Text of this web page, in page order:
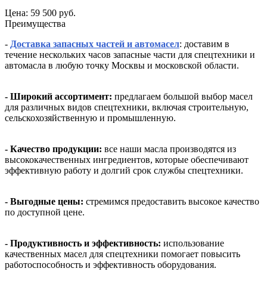
Цена: 59 500 руб.
Преимущества
- Доставка запасных частей и автомасел: доставим в
течение нескольких часов запасные части для спецтехники и
автомасла в любую точку Москвы и московской области.
- Широкий ассортимент: предлагаем большой выбор масел
для различных видов спецтехники, включая строительную,
сельскохозяйственную и промышленную.
- Качество продукции: все наши масла производятся из
высококачественных ингредиентов, которые обеспечивают
эффективную работу и долгий срок службы спецтехники.
- Выгодные цены: стремимся предоставить высокое качество
по доступной цене.
- Продуктивность и эффективность: использование
качественных масел для спецтехники помогает повысить
работоспособность и эффективность оборудования.